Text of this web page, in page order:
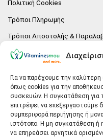
Για να παρέχουμε την
όπως cookies για την
συσκευών. Η συγκατάθεση για
επιτρέψει να
συμπεριφορά περιήγησης ή
ιστότοπο. Η μη συγκατάθεση ή
να επηρεάσει αρνητικά
Πολιτική Cookies
Τρόποι Πληρωμής
Τρόποι Αποστολής &
Πολιτική επιστροφών
E-SHOP
Vitaminesmou.gr.
Άγιος Δημήτριος T.K.17236
Αττική